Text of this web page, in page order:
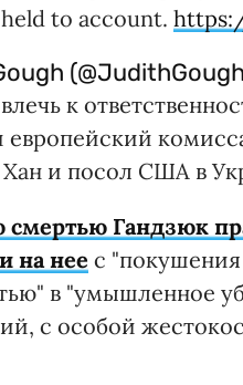
to account.
к
европейский
и посол США в
смертью Гандзюк
на нее с
в "умышленное
с особой